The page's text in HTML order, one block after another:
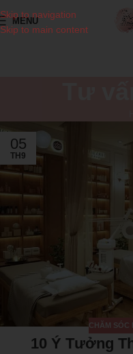
Skip to navigation
Skip to main content
MENU
05
TH9
CHĂM SÓC
10 Ý Tưởng